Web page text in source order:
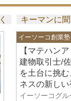
キーマンに
イーソーコ創業塾
【マテハン
建物取引士/
を土台に挑
ネスの新し
イーソーコグ